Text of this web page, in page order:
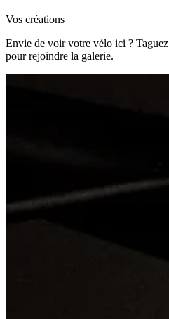
Vos créations
Envie de voir votre vélo ici ? Taguez
pour rejoindre la galerie.